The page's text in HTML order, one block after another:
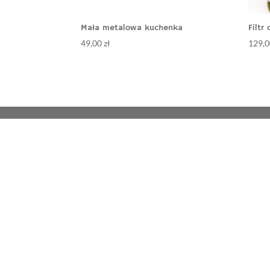
Mała metalowa kuchenka
49,00zł
Filtr